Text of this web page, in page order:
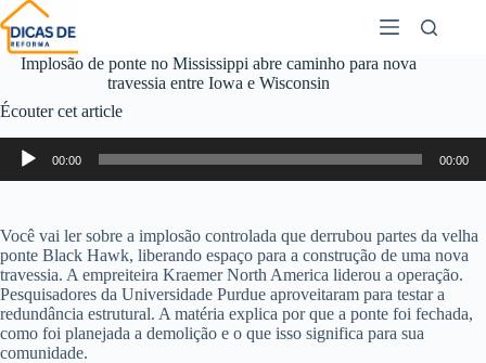
Implosão de ponte no Mississippi abre caminho para nova
travessia entre Iowa e Wisconsin
Écouter cet article
Lecteur
audio
00:00 00:00
Você vai ler sobre a implosão controlada que derrubou partes da velha
ponte Black Hawk, liberando espaço para a construção de uma nova
travessia. A empreiteira Kraemer North America liderou a operação.
Pesquisadores da Universidade Purdue aproveitaram para testar a
redundância estrutural. A matéria explica por que a ponte foi fechada,
como foi planejada a demolição e o que isso significa para sua
comunidade.